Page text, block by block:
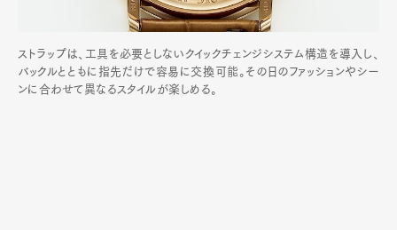
ストラップは、工具を必要としないクイックチェンジシステム構造を導入し、
バックルとともに指先だけで容易に交換可能。その日のファッションやシー
ンに合わせて異なるスタイルが楽しめる。